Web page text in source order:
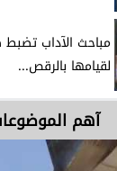
مباحث الآداب تضبط
لقيامها بالرقص...
آهم